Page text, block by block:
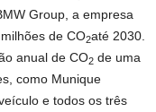
Group, a empresa
de CO2até 2030.
anual de CO2 de uma
como Munique
e todos os três